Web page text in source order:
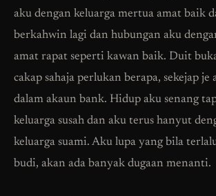
aku dengan keluarga mertua amat baik
berkahwin lagi dan hubungan aku
amat rapat seperti kawan baik. Duit
cakap sahaja perlukan berapa, sekejap je
dalam akaun bank. Hidup aku senang
keluarga susah dan aku terus hanyut
keluarga suami. Aku lupa yang bila
budi, akan ada banyak dugaan menanti.